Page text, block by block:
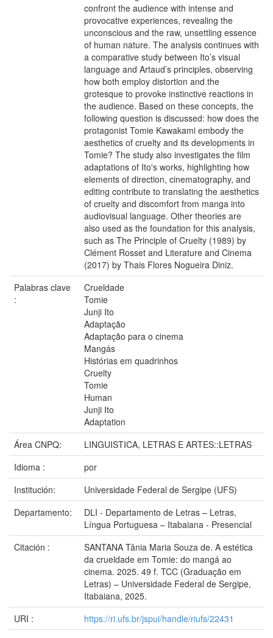
confront the audience with intense and
provocative experiences, revealing the
unconscious and the raw, unsettling essence
of human nature. The analysis continues with
a comparative study between Ito’s visual
language and Artaud’s principles, observing
how both employ distortion and the
grotesque to provoke instinctive reactions in
the audience. Based on these concepts, the
following question is discussed: how does the
protagonist Tomie Kawakami embody the
aesthetics of cruelty and its developments in
Tomie? The study also investigates the film
adaptations of Ito's works, highlighting how
elements of direction, cinematography, and
editing contribute to translating the aesthetics
of cruelty and discomfort from manga into
audiovisual language. Other theories are
also used as the foundation for this analysis,
such as The Principle of Cruelty (1989) by
Clément Rosset and Literature and Cinema
(2017) by Thais Flores Nogueira Diniz.
Palabras clave
:
Crueldade
Tomie
Junji Ito
Adaptação
Adaptação para o cinema
Mangás
Histórias em quadrinhos
Cruelty
Tomie
Human
Junji Ito
Adaptation
Área CNPQ:
LINGUISTICA, LETRAS E ARTES::LETRAS
Idioma :
por
Institución:
Universidade Federal de Sergipe (UFS)
Departamento:
DLI - Departamento de Letras – Letras,
Língua Portuguesa – Itabaiana - Presencial
Citación :
SANTANA Tânia Maria Souza de. A estética
da crueldade em Tomie: do mangá ao
cinema. 2025. 49 f. TCC (Graduação em
Letras) – Universidade Federal de Sergipe,
Itabaiana, 2025.
URI :
https://ri.ufs.br/jspui/handle/riufs/22431